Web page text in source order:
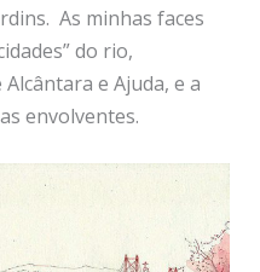
As minhas faces
do rio,
Alcântara e Ajuda, e a
envolventes.